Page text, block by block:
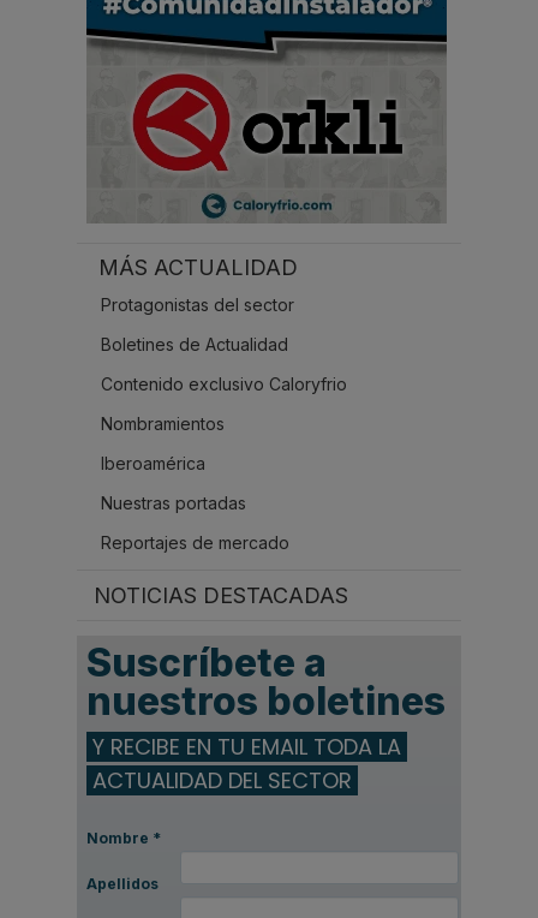
MÁS ACTUALIDAD
Protagonistas del sector
Boletines de Actualidad
Contenido exclusivo Caloryfrio
Nombramientos
Iberoamérica
Nuestras portadas
Reportajes de mercado
NOTICIAS DESTACADAS
Suscríbete a
nuestros boletines
Y RECIBE EN TU EMAIL TODA LA
ACTUALIDAD DEL SECTOR
Nombre *
Apellidos